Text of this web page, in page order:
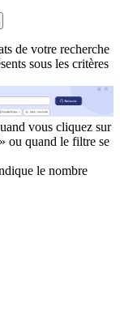
de votre recherche
sous les critères
vous cliquez sur
quand le filtre se
le nombre